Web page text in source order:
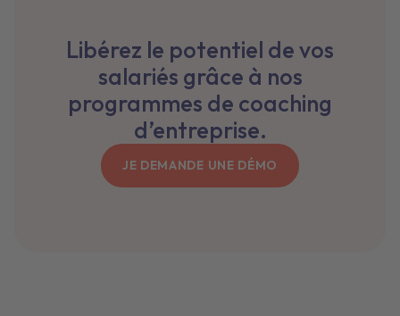
Libérez le potentiel de vos
salariés grâce à nos
programmes de coaching
d’entreprise.
JE DEMANDE UNE DÉMO